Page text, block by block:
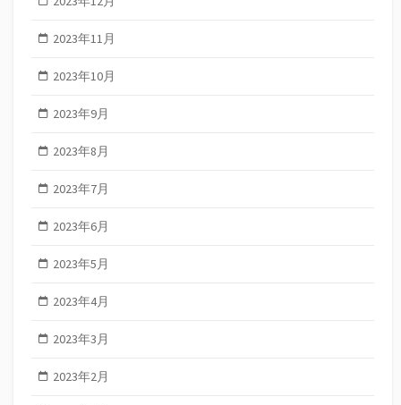
2023年11月
2023年10月
2023年9月
2023年8月
2023年7月
2023年6月
2023年5月
2023年4月
2023年3月
2023年2月